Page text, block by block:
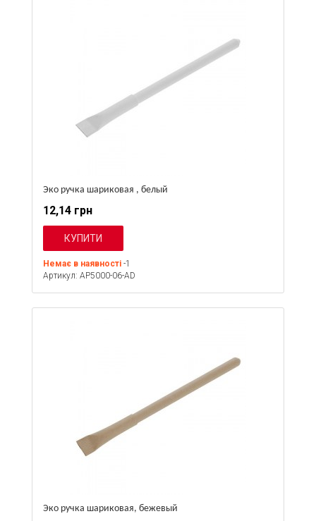
Эко ручка шариковая , белый
12,14 грн
Немає в наявності -1
Артикул: AP5000-06-AD
Эко ручка шариковая, бежевый